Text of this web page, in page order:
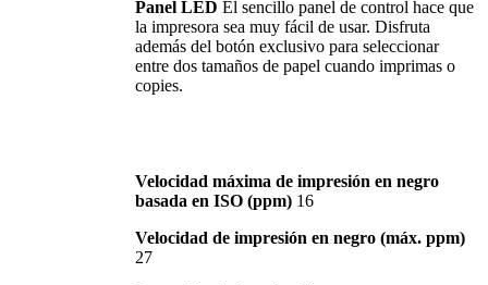
Panel LED El sencillo panel de control hace que
la impresora sea muy fácil de usar. Disfruta
además del botón exclusivo para seleccionar
entre dos tamaños de papel cuando imprimas o
copies.
Velocidad máxima de impresión en negro
basada en ISO (ppm) 16
Velocidad de impresión en negro (máx. ppm)
27